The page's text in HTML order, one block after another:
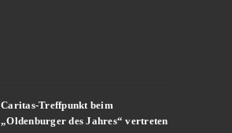
Caritas-Treffpunkt beim
„Oldenburger des Jahres“ vertreten